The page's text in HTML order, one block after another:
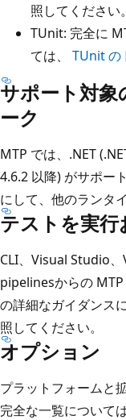
照してください。
TUnit: 完全に
ては、 TUnit の
サポート対象
ーク
MTP では、.NET
4.6.2 以降) がサポー
にして、他のランタ
テストを実
CLI、Visual Studio
pipelinesからの
の詳細なガイダンス
照してください。
オプション
プラットフォームと
完全な一覧について